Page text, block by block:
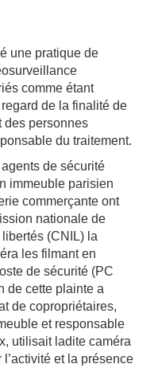
une pratique de
comme étant
de la finalité de
des personnes
du traitement.
de sécurité
immeuble parisien
commerçante ont
nationale de
libertés (CNIL) la
les filmant en
de sécurité (PC
de cette plainte a
de copropriétaires,
et responsable
utilisait ladite caméra
et la présence